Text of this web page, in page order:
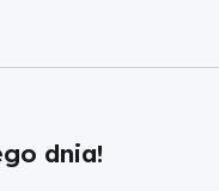
dnia!